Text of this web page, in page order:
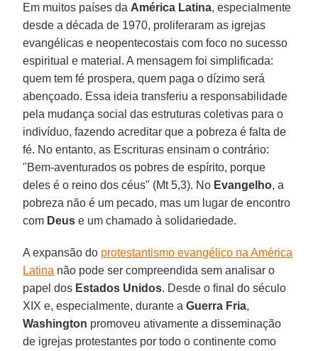
Em muitos países da América Latina, especialmente
desde a década de 1970, proliferaram as igrejas
evangélicas e neopentecostais com foco no sucesso
espiritual e material. A mensagem foi simplificada:
quem tem fé prospera, quem paga o dízimo será
abençoado. Essa ideia transferiu a responsabilidade
pela mudança social das estruturas coletivas para o
indivíduo, fazendo acreditar que a pobreza é falta de
fé. No entanto, as Escrituras ensinam o contrário:
"Bem-aventurados os pobres de espírito, porque
deles é o reino dos céus" (Mt 5,3). No Evangelho, a
pobreza não é um pecado, mas um lugar de encontro
com Deus e um chamado à solidariedade.
A expansão do protestantismo evangélico na América
Latina não pode ser compreendida sem analisar o
papel dos Estados Unidos. Desde o final do século
XIX e, especialmente, durante aGuerra Fria,
Washington promoveu ativamente a disseminação
de igrejas protestantes por todo o continente como